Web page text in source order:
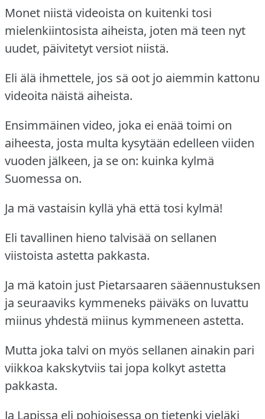
Monet niistä videoista on kuitenki tosi
mielenkiintosista aiheista, joten mä teen nyt
uudet, päivitetyt versiot niistä.
Eli älä ihmettele, jos sä oot jo aiemmin kattonu
videoita näistä aiheista.
Ensimmäinen video, joka ei enää toimi on
aiheesta, josta multa kysytään edelleen viiden
vuoden jälkeen, ja se on: kuinka kylmä
Suomessa on.
Ja mä vastaisin kyllä yhä että tosi kylmä!
Eli tavallinen hieno talvisää on sellanen
viistoista astetta pakkasta.
Ja mä katoin just Pietarsaaren sääennustuksen
ja seuraaviks kymmeneks päiväks on luvattu
miinus yhdestä miinus kymmeneen astetta.
Mutta joka talvi on myös sellanen ainakin pari
viikkoa kakskytviis tai jopa kolkyt astetta
pakkasta.
Ja Lapissa eli pohjoisessa on tietenki vieläki